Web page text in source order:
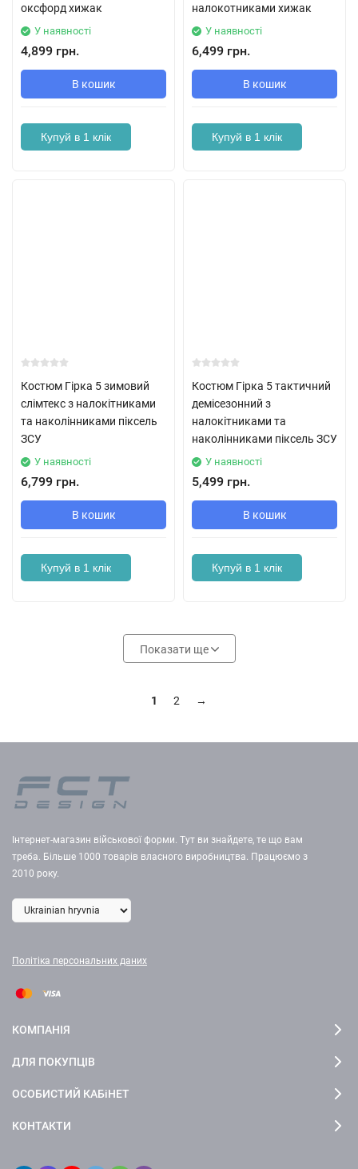
оксфорд хижак
У наявності
4,899 грн.
В кошик
Купуй в 1 клік
налокотниками хижак
У наявності
6,499 грн.
В кошик
Купуй в 1 клік
Костюм Гірка 5 зимовий
слімтекс з налокітниками
та наколінниками піксель
ЗСУ
У наявності
6,799 грн.
В кошик
Купуй в 1 клік
Костюм Гірка 5 тактичний
демісезонний з
налокітниками та
наколінниками піксель ЗСУ
У наявності
5,499 грн.
В кошик
Купуй в 1 клік
Показати ще
1 2 →
Інтернет-магазин військової форми. Тут ви знайдете, те що вам
треба. Більше 1000 товарів власного виробництва. Працюємо з
2010 року.
Політіка персональних даних
КОМПАНІЯ
ДЛЯ ПОКУПЦІВ
ОСОБИСТИЙ КАБіНЕТ
КОНТАКТИ